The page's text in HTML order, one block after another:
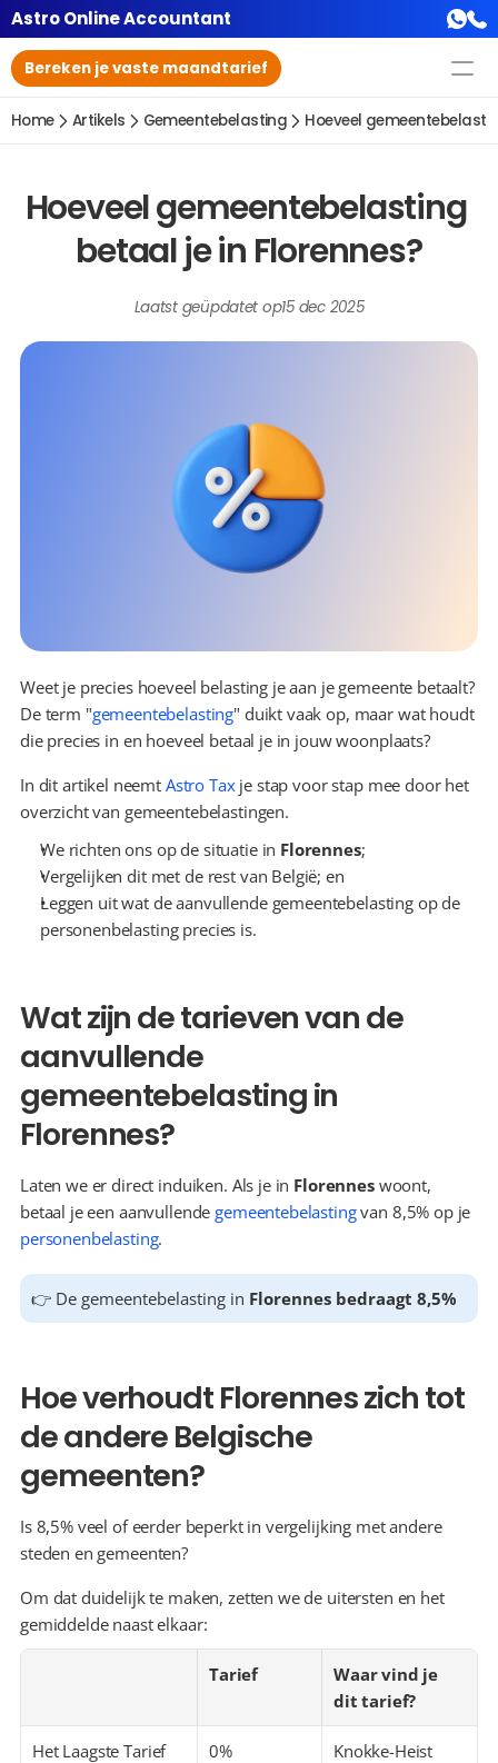
Astro Online Accountant
Bereken je vaste maandtarief
Home Artikels Gemeentebelasting Hoeveel
Hoeveel gemeentebelasting
betaal je in Florennes?
Laatst geüpdatet op15 dec 2025
Weet je precies hoeveel belasting je aan je gemeente betaalt?
De term "gemeentebelasting" duikt vaak op, maar wat houdt
die precies in en hoeveel betaal je in jouw woonplaats?
In dit artikel neemt Astro Tax je stap voor stap mee door het
overzicht van gemeentebelastingen.
We richten ons op de situatie in Florennes;
Vergelijken dit met de rest van België; en
Leggen uit wat de aanvullende gemeentebelasting op de
personenbelasting precies is.
Wat zijn de tarieven van de
aanvullende
gemeentebelasting in
Florennes?
Laten we er direct induiken. Als je in Florennes woont,
betaal je een aanvullende gemeentebelasting
personenbelasting.
👉 De gemeentebelasting in Florennes bedraagt 8,5%
Hoe verhoudt Florennes zich tot
de andere Belgische
gemeenten?
Is 8,5% veel of eerder beperkt in vergelijking met andere
steden en gemeenten?
Om dat duidelijk te maken, zetten we de uitersten en het
gemiddelde naast elkaar:
Tarief
Waar vind je
dit tarief?
Het Laagste Tarief
0%
Knokke-Heist